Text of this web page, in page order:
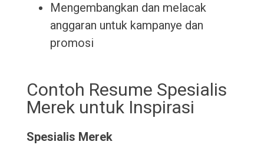
Mengembangkan dan melacak
anggaran untuk kampanye dan
promosi
Contoh Resume Spesialis
Merek untuk Inspirasi
Spesialis Merek